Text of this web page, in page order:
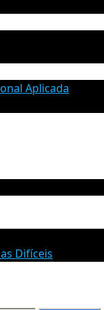
Aplicada
Difíceis